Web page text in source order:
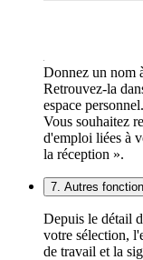
Donnez un nom
Retrouvez-la
espace personnel.
Vous souhaitez
d'emploi liées à
la réception ».
7. Autres
Depuis le détail
votre sélection,
de travail et la